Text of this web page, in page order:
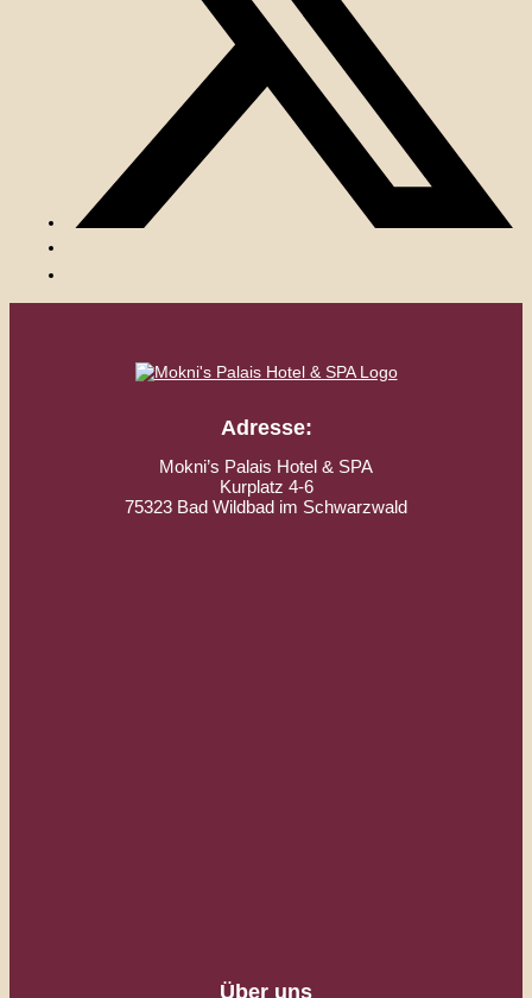
Adresse:
Mokni’s Palais Hotel & SPA
Kurplatz 4-6
75323 Bad Wildbad im Schwarzwald
Über uns